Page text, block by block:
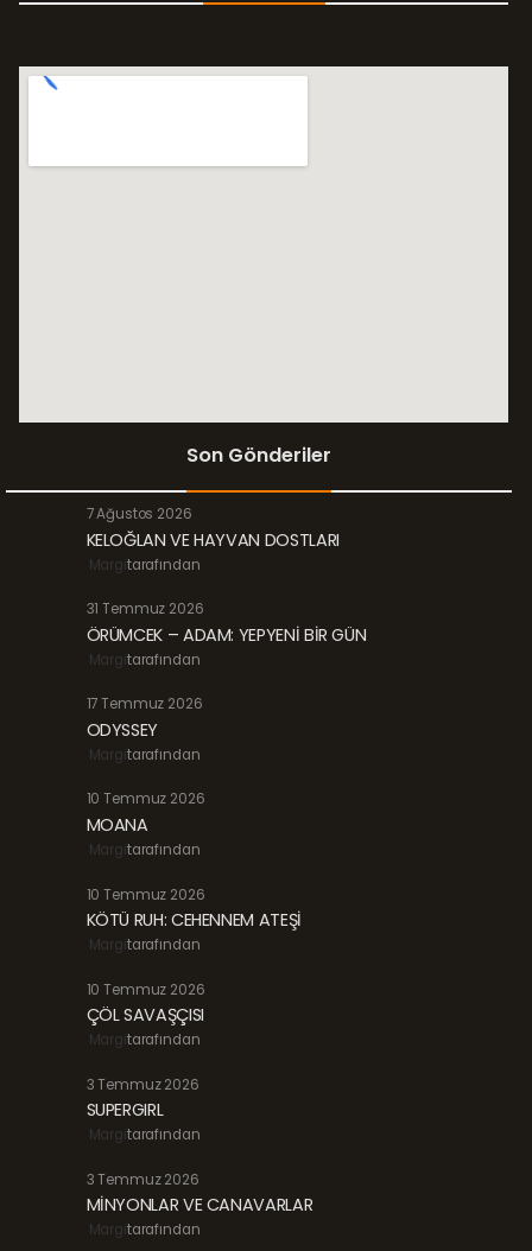
Son Gönderiler
7 Ağustos 2026
KELOĞLAN VE HAYVAN DOSTLARI
Margitarafından
31 Temmuz 2026
ÖRÜMCEK – ADAM: YEPYENİ BİR GÜN
Margitarafından
17 Temmuz 2026
ODYSSEY
Margitarafından
10 Temmuz 2026
MOANA
Margitarafından
10 Temmuz 2026
KÖTÜ RUH: CEHENNEM ATEŞİ
Margitarafından
10 Temmuz 2026
ÇÖL SAVAŞÇISI
Margitarafından
3 Temmuz 2026
SUPERGIRL
Margitarafından
3 Temmuz 2026
MİNYONLAR VE CANAVARLAR
Margitarafından